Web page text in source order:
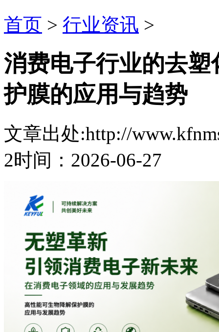
首页 > 行业资讯 >
消费电子行业的去
护膜的应用与趋势
文章出处:http://
2时间：2026-06-27